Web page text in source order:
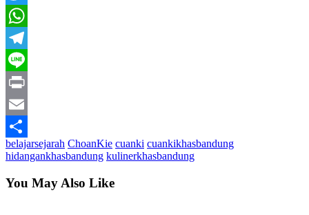
Twitter
WhatsApp
Telegram
Line
Print
Email
Share
belajarsejarah ChoanKie cuanki cuankikhasbandung
hidangankhasbandung kulinerkhasbandung
You May Also Like